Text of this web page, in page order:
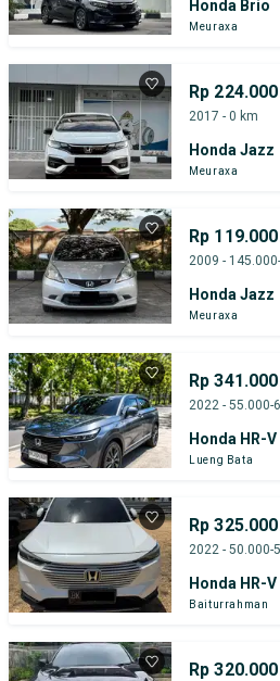
Honda Brio
Meuraxa
Rp
2017 - 0 km
Honda Jazz
Meuraxa
Rp
2009 -
Honda Jazz
Meuraxa
Rp
2022 - 55.000-
Honda HR-V
Lueng Bata
Rp
2022 - 50.000-
Honda HR-V
Baiturrahman
Rp